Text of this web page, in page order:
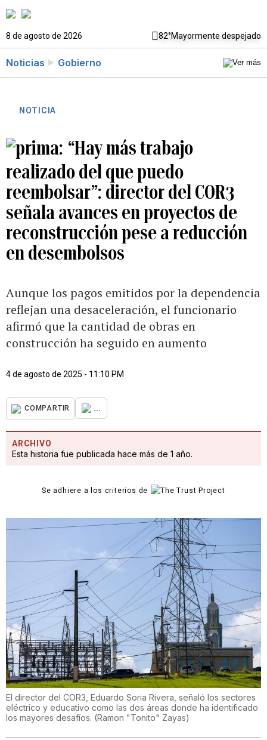
8 de agosto de 2026 82°Mayormente despejado
Noticias Gobierno
NOTICIA
“Hay más trabajo
realizado del que puedo
reembolsar”: director del COR3
señala avances en proyectos de
reconstrucción pese a reducción
en desembolsos
Aunque los pagos emitidos por la dependencia
reflejan una desaceleración, el funcionario
afirmó que la cantidad de obras en
construcción ha seguido en aumento
4 de agosto de 2025 - 11:10 PM
COMPARTIR ...
ARCHIVO
Esta historia fue publicada hace más de 1 año.
Se adhiere a los criterios de
El director del COR3, Eduardo Soria Rivera, señaló los sectores
eléctrico y educativo como las dos áreas donde ha identificado
los mayores desafíos. (Ramon "Tonito" Zayas)